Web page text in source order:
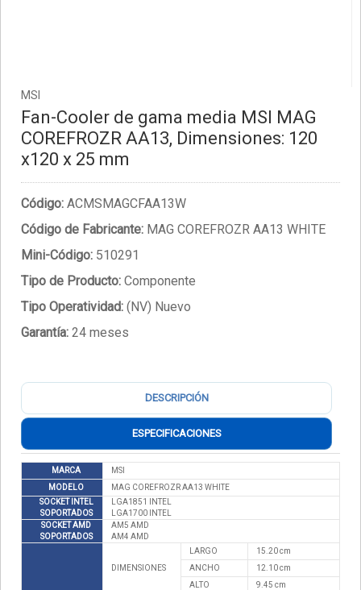
MSI
Fan-Cooler de gama media MSI MAG
COREFROZR AA13, Dimensiones: 120
x120 x 25 mm
Código: ACMSMAGCFAA13W
Código de Fabricante: MAG COREFROZR AA13 WHITE
Mini-Código: 510291
Tipo de Producto: Componente
Tipo Operatividad: (NV) Nuevo
Garantía: 24 meses
DESCRIPCIÓN
ESPECIFICACIONES
MARCA
MSI
MODELO
MAG COREFROZR AA13 WHITE
SOCKET INTEL
SOPORTADOS
LGA1851 INTEL
LGA1700 INTEL
SOCKET AMD
SOPORTADOS
AM5 AMD
AM4 AMD
DIMENSIONES
LARGO
15.20 cm
ANCHO
12.10 cm
ALTO
9.45 cm